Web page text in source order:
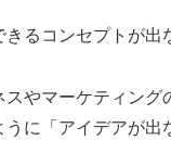
きるコンセプトが
スやマーケティング
うに「アイデアが出